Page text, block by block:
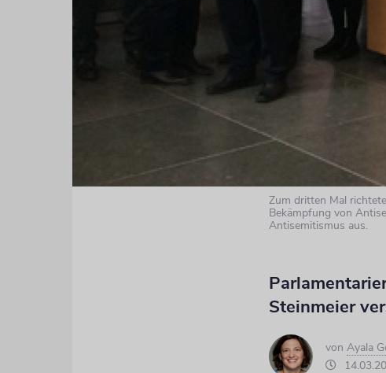
Zum dritten Mal
Bekämpfung von
Antisemitismus aus.
Steinmeier
von Ayala